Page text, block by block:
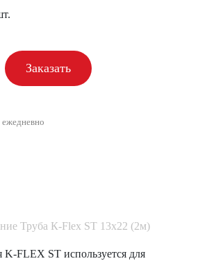
Заказать
Труба К-Flex ST 13х22 (2м)
K-FLEX ST используется для